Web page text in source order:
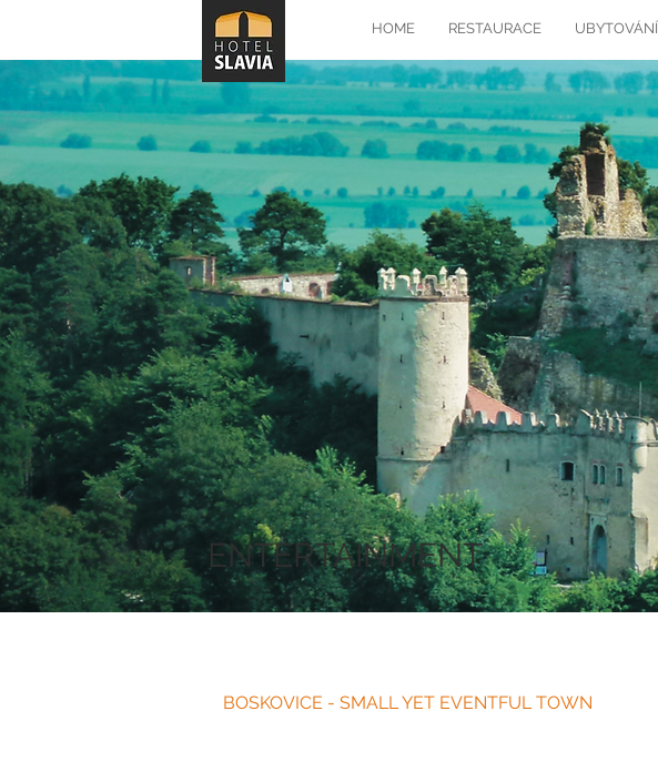
HOME RESTAURACE UBYTOVÁNÍ
ENTERTAINMENT
BOSKOVICE - SMALL YET EVENTFUL TOWN